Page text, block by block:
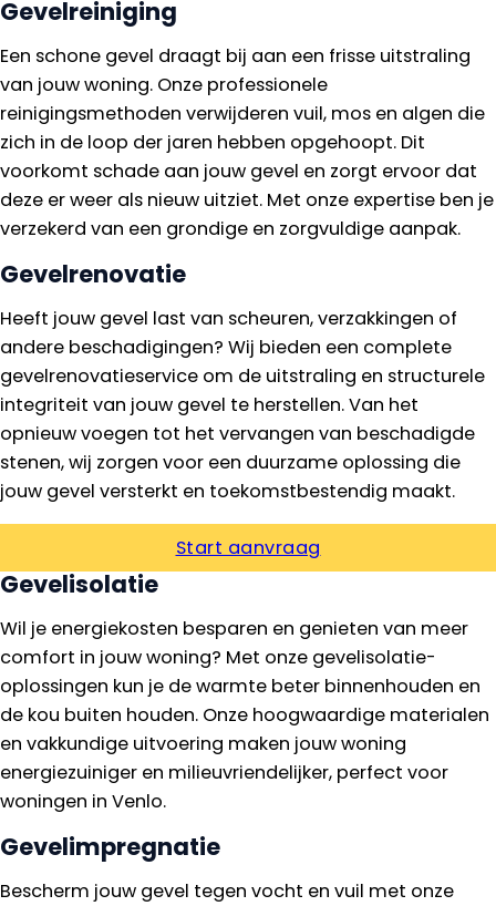
Gevelreiniging
Een schone gevel draagt bij aan een frisse uitstraling
van jouw woning. Onze professionele
reinigingsmethoden verwijderen vuil, mos en algen die
zich in de loop der jaren hebben opgehoopt. Dit
voorkomt schade aan jouw gevel en zorgt ervoor dat
deze er weer als nieuw uitziet. Met onze expertise ben je
verzekerd van een grondige en zorgvuldige aanpak.
Gevelrenovatie
Heeft jouw gevel last van scheuren, verzakkingen of
andere beschadigingen? Wij bieden een complete
gevelrenovatieservice om de uitstraling en structurele
integriteit van jouw gevel te herstellen. Van het
opnieuw voegen tot het vervangen van beschadigde
stenen, wij zorgen voor een duurzame oplossing die
jouw gevel versterkt en toekomstbestendig maakt.
Start aanvraag
Gevelisolatie
Wil je energiekosten besparen en genieten van meer
comfort in jouw woning? Met onze gevelisolatie-
oplossingen kun je de warmte beter binnenhouden en
de kou buiten houden. Onze hoogwaardige materialen
en vakkundige uitvoering maken jouw woning
energiezuiniger en milieuvriendelijker, perfect voor
woningen in Venlo.
Gevelimpregnatie
Bescherm jouw gevel tegen vocht en vuil met onze